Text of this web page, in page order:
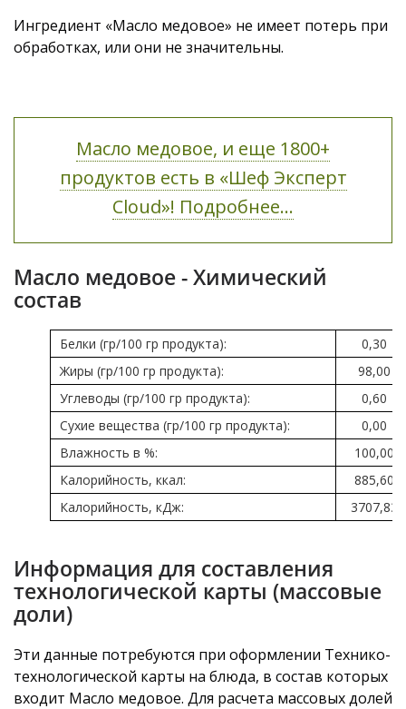
Ингредиент «Масло медовое» не имеет потерь при
обработках, или они не значительны.
Масло медовое, и еще 1800+
продуктов есть в «Шеф Эксперт
Cloud»! Подробнее...
Масло медовое - Химический
состав
Белки (гр/100 гр продукта):
0,30
Жиры (гр/100 гр продукта):
98,00
Углеводы (гр/100 гр продукта):
0,60
Сухие вещества (гр/100 гр продукта):
0,00
Влажность в %:
100,00
Калорийность, ккал:
885,60
Калорийность, кДж:
3707,83
Информация для составления
технологической карты (массовые
доли)
Эти данные потребуются при оформлении Технико-
технологической карты на блюда, в состав которых
входит Масло медовое. Для расчета массовых долей